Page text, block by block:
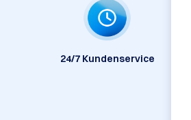
24/7 Kundenservice